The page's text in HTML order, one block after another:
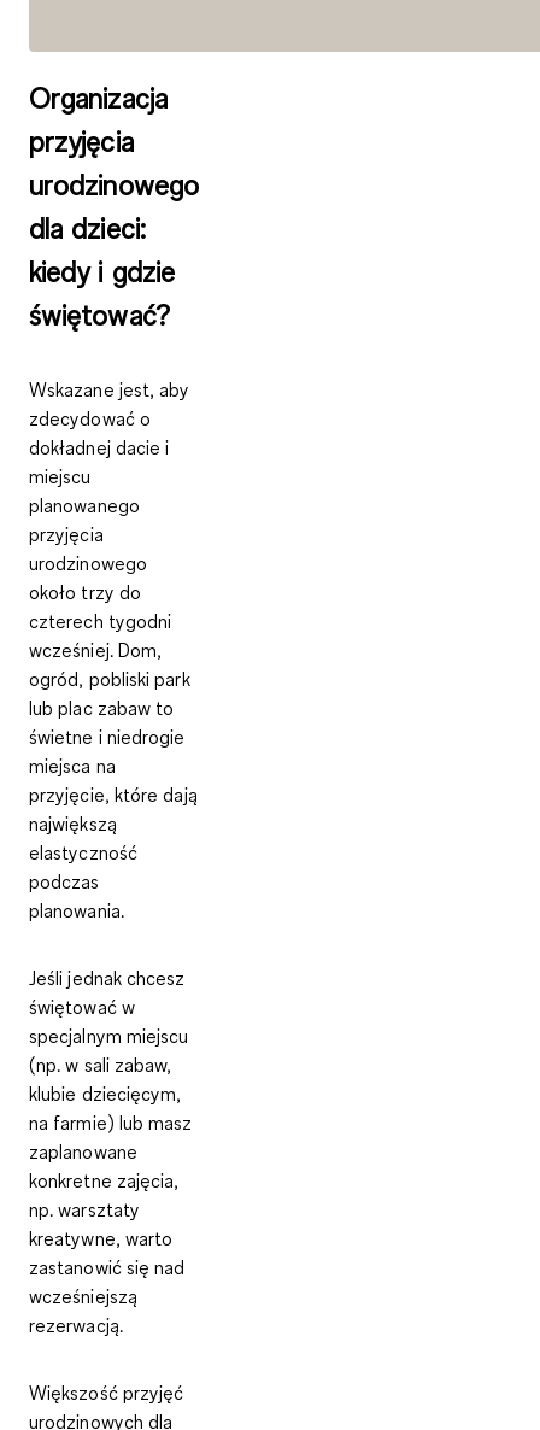
Organizacja
przyjęcia
urodzinowego
dla dzieci:
kiedy i gdzie
świętować?
Wskazane jest, aby
zdecydować o
dokładnej dacie i
miejscu
planowanego
przyjęcia
urodzinowego
około trzy do
czterech tygodni
wcześniej. Dom,
ogród, pobliski park
lub plac zabaw to
świetne i niedrogie
miejsca na
przyjęcie, które dają
największą
elastyczność
podczas
planowania.
Jeśli jednak chcesz
świętować w
specjalnym miejscu
(np. w sali zabaw,
klubie dziecięcym,
na farmie) lub masz
zaplanowane
konkretne zajęcia,
np. warsztaty
kreatywne, warto
zastanowić się nad
wcześniejszą
rezerwacją.
Większość przyjęć
urodzinowych dla